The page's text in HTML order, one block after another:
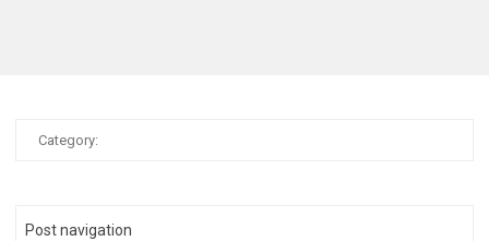
Category:
Post navigation